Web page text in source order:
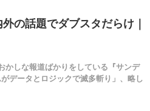
の話題でダブスタだらけ｜
かしな報道ばかりをしている『サンデ
データとロジックで滅多斬り」、略し